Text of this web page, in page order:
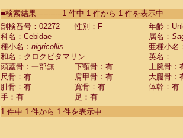
CebidaeSaguinus labiatus(0)
Cebidae Saguinus leucopus (0)
Cebidae
CebidaeSaguinus mystax
CebidaeSaguinus nigricollis (1)
Cebidae Saguinus oedipus
Cebidae Saguinus weddelli
Cebidae Saguinusspp.
Cebidae Aotus trivirgatus
Cebidae Cebus albifrons
■検索結果-----------1 件中 1 件から 1 件を表示中
剖検番号：02272
性別：F
年齢：
科名：Cebidae
属名：
種小名： nigricollis
亜種小名
和名：クロクビタマリン
英名：
頭蓋骨：一部無
下顎骨：有
上腕骨：
尺骨：有
肩甲骨：有
大腿骨：
腓骨：有
寛骨：有
体幹：有
手：有
足：有
1 件中 1 件から 1 件を表示中